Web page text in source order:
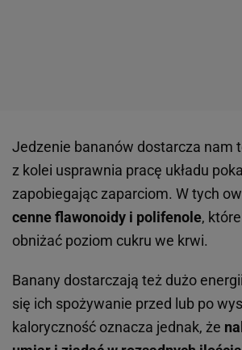
Jedzenie bananów dostarcza nam
z kolei usprawnia pracę układu
zapobiegając zaparciom. W tych
cenne flawonoidy i polifenole,
obniżać poziom cukru we krwi.
Banany dostarczają też dużo
się ich spożywanie przed lub po
kaloryczność oznacza jednak, że